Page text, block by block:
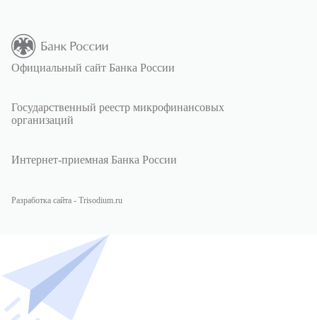
Официальный сайт Банка России
Государственный реестр микрофинансовых
организаций
Интернет-приемная Банка России
Разработка сайта - Trisodium.ru